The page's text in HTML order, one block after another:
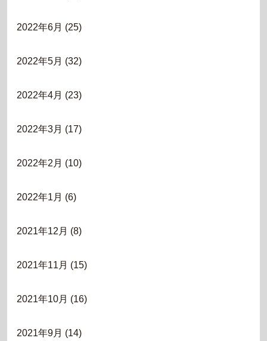
2022年6月 (25)
2022年5月 (32)
2022年4月 (23)
2022年3月 (17)
2022年2月 (10)
2022年1月 (6)
2021年12月 (8)
2021年11月 (15)
2021年10月 (16)
2021年9月 (14)